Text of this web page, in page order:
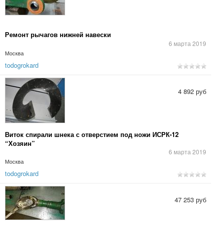
Ремонт рычагов нижней навески
6 марта 2019
Москва
todogrokard
Виток спирали шнека с отверстием под ножи ИСРК-12
“Хозяин”
6 марта 2019
Москва
4 892 руб
todogrokard
47 253 руб